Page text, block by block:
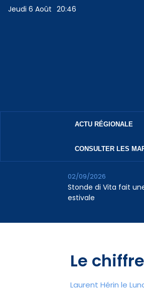
Jeudi 6 Août 20:46
ACTU RÉGIONALE
CONSULTER LES
Stonde di Vita fait
estivale
02/09/2026
Le
Laurent Hérin le